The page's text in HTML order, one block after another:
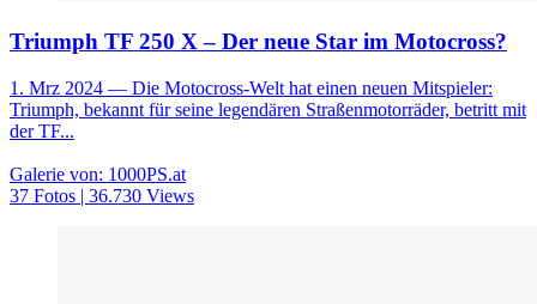
Triumph TF 250 X – Der neue Star im Motocross?
1. Mrz 2024 — Die Motocross-Welt hat einen neuen Mitspieler:
Triumph, bekannt für seine legendären Straßenmotorräder, betritt mit
der TF...
Galerie von: 1000PS.at
37 Fotos | 36.730 Views